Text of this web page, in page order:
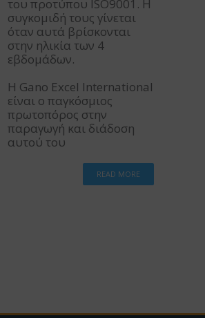
του προτύπου ISO9001. Η
συγκομιδή τους γίνεται
όταν αυτά βρίσκονται
στην ηλικία των 4
εβδομάδων.
Η Gano Excel International
είναι ο παγκόσμιος
πρωτοπόρος στην
παραγωγή και διάδοση
αυτού του
READ MORE